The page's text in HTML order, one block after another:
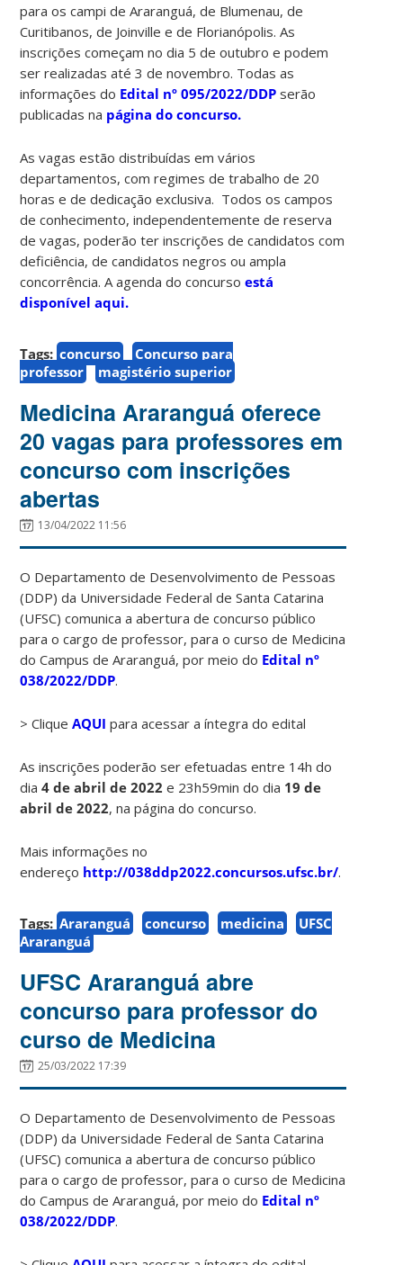
para os campi de Araranguá, de Blumenau, de
Curitibanos, de Joinville e de Florianópolis. As
inscrições começam no dia 5 de outubro e podem
ser realizadas até 3 de novembro. Todas as
informações do Edital nº 095/2022/DDP serão
publicadas na página do concurso.
As vagas estão distribuídas em vários
departamentos, com regimes de trabalho de 20
horas e de dedicação exclusiva. Todos os campos
de conhecimento, independentemente de reserva
de vagas, poderão ter inscrições de candidatos com
deficiência, de candidatos negros ou ampla
concorrência. A agenda do concursoestá
disponível aqui.
Tags: concurso
Concurso para
professor
magistério superior
Medicina Araranguá oferece
20 vagas para professores em
concurso com inscrições
abertas
13/04/2022 11:56
O Departamento de Desenvolvimento de Pessoas
(DDP) da Universidade Federal de Santa Catarina
(UFSC) comunica a abertura de concurso público
para o cargo de professor, para o curso de Medicina
do Campus de Araranguá, por meio do Edital nº
038/2022/DDP.
> CliqueAQUI para acessar a íntegra do edital
As inscrições poderão ser efetuadas entre 14h do
dia4 de abril de 2022 e 23h59min do dia 19 de
abril de 2022, na página do concurso.
Mais informações no
endereço http://038ddp2022.concursos.ufsc.br/.
Tags: Araranguá concurso medicina
UFSC
Araranguá
UFSC Araranguá abre
concurso para professor do
curso de Medicina
25/03/2022 17:39
O Departamento de Desenvolvimento de Pessoas
(DDP) da Universidade Federal de Santa Catarina
(UFSC) comunica a abertura de concurso público
para o cargo de professor, para o curso de Medicina
do Campus de Araranguá, por meio do Edital nº
038/2022/DDP.